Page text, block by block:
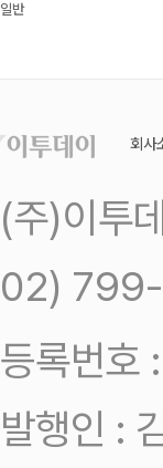
일반
회사
(주)이투
02)
등록번
발행인 :